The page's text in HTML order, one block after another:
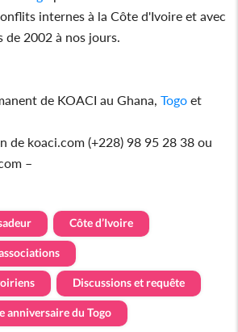
internes à la Côte d'Ivoire et avec
2002 à nos jours.
de KOACI au Ghana,Togo et
de koaci.com (+228) 98 95 28 38 ou
–
Côte d’Ivoire
Discussions et requête
anniversaire du Togo